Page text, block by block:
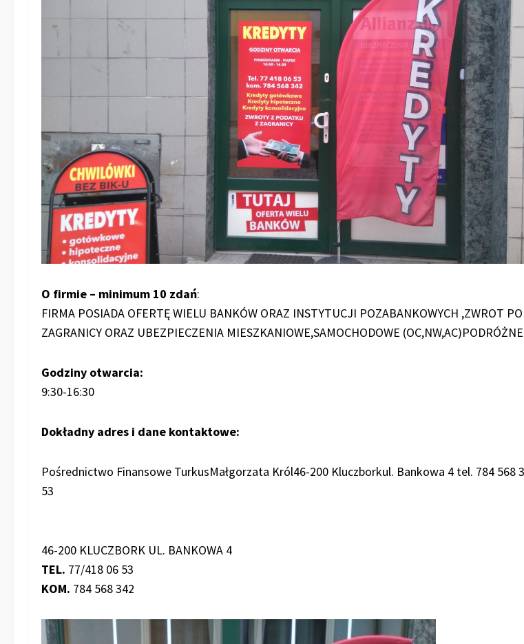
O firmie – minimum 10 zdań:
FIRMA POSIADA OFERTĘ WIELU BANKÓW ORAZ INSTYTUCJI POZABANKOWYCH ,ZWROT
ZAGRANICY ORAZ UBEZPIECZENIA MIESZKANIOWE,SAMOCHODOWE (OC,NW,AC)PODRÓŻNE
Godziny otwarcia:
9:30-16:30
Dokładny adres i dane kontaktowe:
Pośrednictwo Finansowe TurkusMałgorzata Król46-200 Kluczborkul. Bankowa 4 tel. 784 568
53
46-200 KLUCZBORK UL. BANKOWA 4
TEL. 77/418 06 53
KOM. 784 568 342